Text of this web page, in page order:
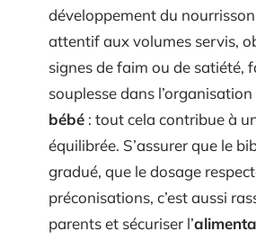
développement du
attentif aux volumes servis,
signes de faim ou de satiété,
souplesse dans l’organisation
bébé : tout cela contribue à
équilibrée. S’assurer que le
gradué, que le dosage
préconisations, c’est aussi
parents et sécuriser l’